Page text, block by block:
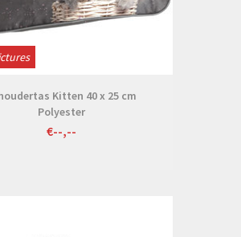
Kitten 40 x 25 cm
Polyester
€--,--